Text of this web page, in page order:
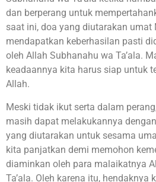
dan berperang untuk
saat ini, doa yang diutarakan umat
mendapatkan keberhasilan pasti
oleh Allah Subhanahu wa Ta’ala.
keadaannya kita harus siap untuk
Allah.
Meski tidak ikut serta dalam
masih dapat melakukannya
yang diutarakan untuk sesama
kita panjatkan demi memohon
diaminkan oleh para malaikatnya
Ta’ala. Oleh karena itu, hendaknya